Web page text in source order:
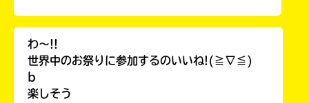
わ〜!!
世界中のお祭りに参加するのいいね!(≧∇≦)
b
楽しそう